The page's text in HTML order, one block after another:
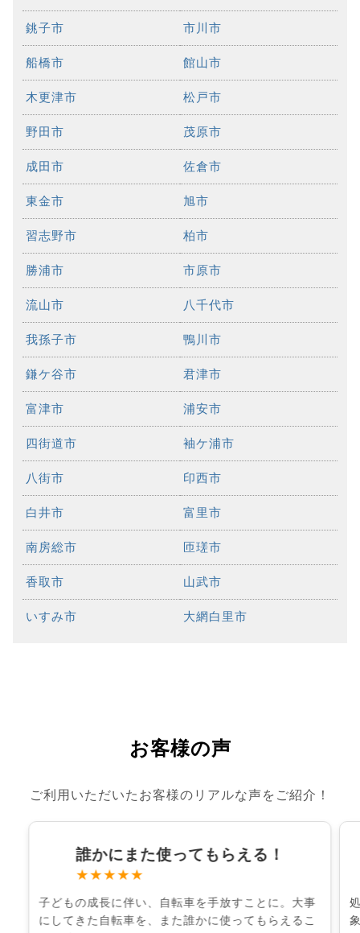
銚子市 市川市
船橋市 館山市
木更津市 松戸市
野田市 茂原市
成田市 佐倉市
東金市 旭市
習志野市 柏市
勝浦市 市原市
流山市 八千代市
我孫子市 鴨川市
鎌ケ谷市 君津市
富津市 浦安市
四街道市 袖ケ浦市
八街市 印西市
白井市 富里市
南房総市 匝瑳市
香取市 山武市
いすみ市 大網白里市
お客様の声
ご利用いただいたお客様のリアルな声をご紹介！
誰かにまた使ってもらえる！
★★★★★
子どもの成長に伴い、自転車を手放すことに。大事
にしてきた自転車を、また誰かに使ってもらえるこ